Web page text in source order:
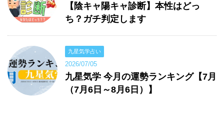
【陰キャ陽キャ診断】本性はどっ
ち？ガチ判定します
九星気学占い
2026/07/05
九星気学 今月の運勢ランキング【7月
（7月6日～8月6日）】